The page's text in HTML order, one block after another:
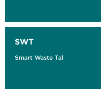
SWT
Smart Waste Tal